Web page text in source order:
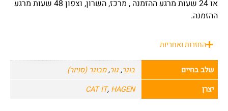
או 24 שעות מרגע ההזמנה , מרכז, השרון, וצפון 48 שעות מרגע
ההזמנה.
החזרות ואחריות
שלב בחיים בוגר,גור,מבוגר (סניור)
יצרן
CAT IT, HAGEN